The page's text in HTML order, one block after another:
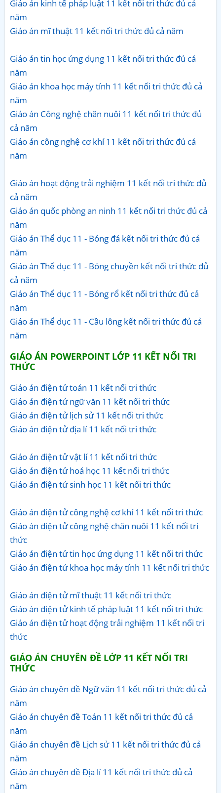
Giáo án kinh tế pháp luật 11 kết nối tri thức đủ cả
năm
Giáo án mĩ thuật 11 kết nối tri thức đủ cả năm
Giáo án tin học ứng dụng 11 kết nối tri thức đủ cả
năm
Giáo án khoa học máy tính 11 kết nối tri thức đủ cả
năm
Giáo án Công nghệ chăn nuôi 11 kết nối tri thức đủ
cả năm
Giáo án công nghệ cơ khí 11 kết nối tri thức đủ cả
năm
Giáo án hoạt động trải nghiệm 11 kết nối tri thức đủ
cả năm
Giáo án quốc phòng an ninh 11 kết nối tri thức đủ cả
năm
Giáo án Thể dục 11 - Bóng đá kết nối tri thức đủ cả
năm
Giáo án Thể dục 11 - Bóng chuyền kết nối tri thức đủ
cả năm
Giáo án Thể dục 11 - Bóng rổ kết nối tri thức đủ cả
năm
Giáo án Thể dục 11 - Cầu lông kết nối tri thức đủ cả
năm
GIÁO ÁN POWERPOINT LỚP 11 KẾT NỐI TRI
THỨC
Giáo án điện tử toán 11 kết nối tri thức
Giáo án điện tử ngữ văn 11 kết nối tri thức
Giáo án điện tử lịch sử 11 kết nối tri thức
Giáo án điện tử địa lí 11 kết nối tri thức
Giáo án điện tử vật lí 11 kết nối tri thức
Giáo án điện tử hoá học 11 kết nối tri thức
Giáo án điện tử sinh học 11 kết nối tri thức
Giáo án điện tử công nghệ cơ khí 11 kết nối tri thức
Giáo án điện tử công nghệ chăn nuôi 11 kết nối tri
thức
Giáo án điện tử tin học ứng dụng 11 kết nối tri thức
Giáo án điện tử khoa học máy tính 11 kết nối tri thức
Giáo án điện tử mĩ thuật 11 kết nối tri thức
Giáo án điện tử kinh tế pháp luật 11 kết nối tri thức
Giáo án điện tử hoạt động trải nghiệm 11 kết nối tri
thức
GIÁO ÁN CHUYÊN ĐỀ LỚP 11 KẾT NỐI TRI
THỨC
Giáo án chuyên đề Ngữ văn 11 kết nối tri thức đủ cả
năm
Giáo án chuyên đề Toán 11 kết nối tri thức đủ cả
năm
Giáo án chuyên đề Lịch sử 11 kết nối tri thức đủ cả
năm
Giáo án chuyên đề Địa lí 11 kết nối tri thức đủ cả
năm